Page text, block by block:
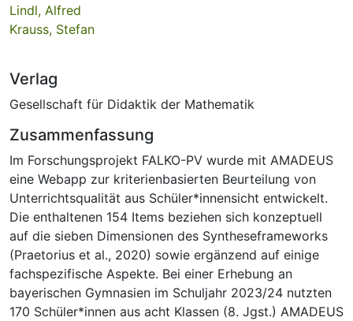
Lindl, Alfred
Krauss, Stefan
Verlag
Gesellschaft für Didaktik der Mathematik
Zusammenfassung
Im Forschungsprojekt FALKO-PV wurde mit AMADEUS
eine Webapp zur kriterienbasierten Beurteilung von
Unterrichtsqualität aus Schüler*innensicht entwickelt.
Die enthaltenen 154 Items beziehen sich konzeptuell
auf die sieben Dimensionen des Syntheseframeworks
(Praetorius et al., 2020) sowie ergänzend auf einige
fachspezifische Aspekte. Bei einer Erhebung an
bayerischen Gymnasien im Schuljahr 2023/24 nutzten
170 Schüler*innen aus acht Klassen (8. Jgst.) AMADEUS